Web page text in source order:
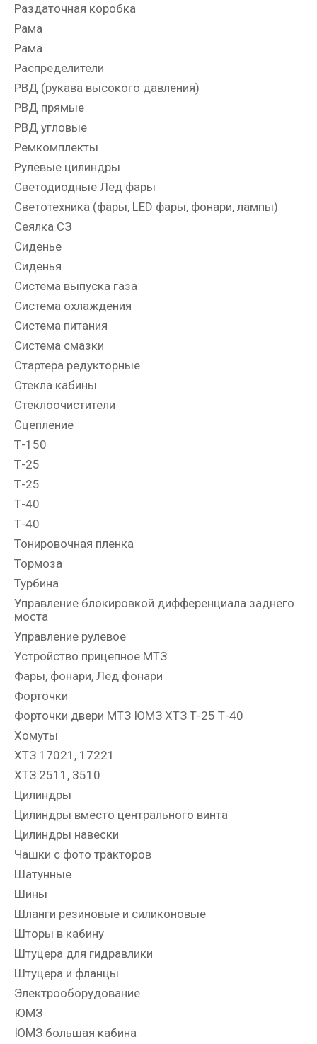
Раздаточная коробка
Рама
Рама
Распределители
РВД (рукава высокого давления)
РВД прямые
РВД угловые
Ремкомплекты
Рулевые цилиндры
Светодиодные Лед фары
Светотехника (фары, LED фары, фонари, лампы)
Сеялка СЗ
Сиденье
Сиденья
Система выпуска газа
Система охлаждения
Система питания
Система смазки
Стартера редукторные
Стекла кабины
Стеклоочистители
Сцепление
Т-150
Т-25
Т-25
Т-40
Т-40
Тонировочная пленка
Тормоза
Турбина
Управление блокировкой дифференциала заднего
моста
Управление рулевое
Устройство прицепное МТЗ
Фары, фонари, Лед фонари
Форточки
Форточки двери МТЗ ЮМЗ ХТЗ Т-25 Т-40
Хомуты
ХТЗ 17021, 17221
ХТЗ 2511, 3510
Цилиндры
Цилиндры вместо центрального винта
Цилиндры навески
Чашки с фото тракторов
Шатунные
Шины
Шланги резиновые и силиконовые
Шторы в кабину
Штуцера для гидравлики
Штуцера и фланцы
Электрооборудование
ЮМЗ
ЮМЗ большая кабина